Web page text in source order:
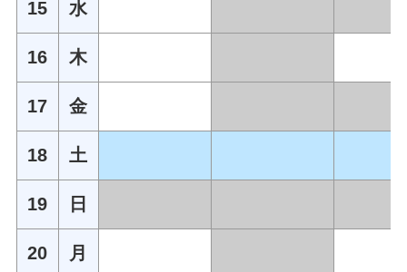
15 水
16 木
17 金
18 土
19 日
20 月